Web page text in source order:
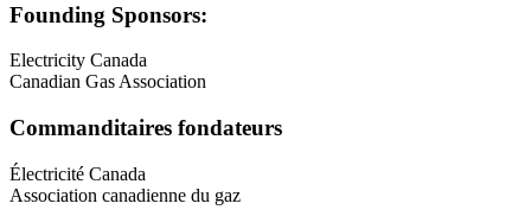
Founding Sponsors:
Electricity Canada
Canadian Gas Association
Commanditaires fondateurs
Électricité Canada
Association canadienne du gaz